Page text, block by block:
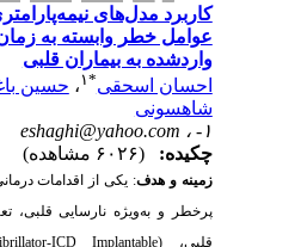
کاربرد مدل‌های نیمه‌پارامتری
عوامل خطر وابسته به
واردشده به بیماران قلبی
احسان اسحقی
۱،حسین
شاهسونی
eshaghi@yahoo.com
چکیده:
زمینه و هدف:یکی از اقدامات درمانی
پرخطر و به‌ویژه نارسایی قلبی،
قلبی، (
Implantable
ICD